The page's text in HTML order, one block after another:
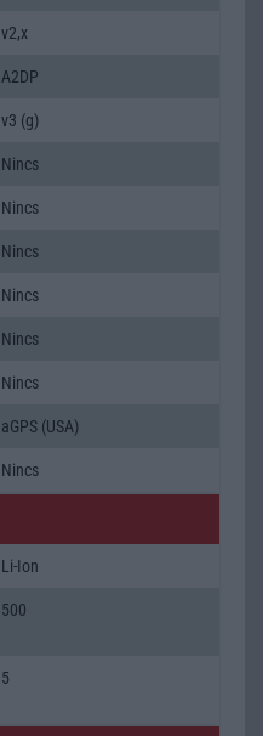
v2,x
A2DP
v3 (g)
Nincs
Nincs
Nincs
Nincs
Nincs
Nincs
aGPS (USA)
Nincs
Li-Ion
500
5